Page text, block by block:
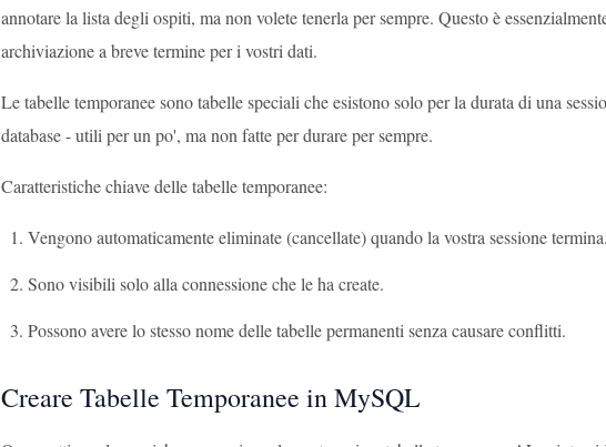
annotare la lista degli ospiti, ma non volete tenerla per sempre. Questo è
archiviazione a breve termine per i vostri dati.
Le tabelle temporanee sono tabelle speciali che esistono solo per la durata di una
database - utili per un po', ma non fatte per durare per sempre.
Caratteristiche chiave delle tabelle temporanee:
Vengono automaticamente eliminate (cancellate) quando la vostra sessione termina.
Sono visibili solo alla connessione che le ha create.
Possono avere lo stesso nome delle tabelle permanenti senza causare conflitti.
Creare Tabelle Temporanee in MySQL